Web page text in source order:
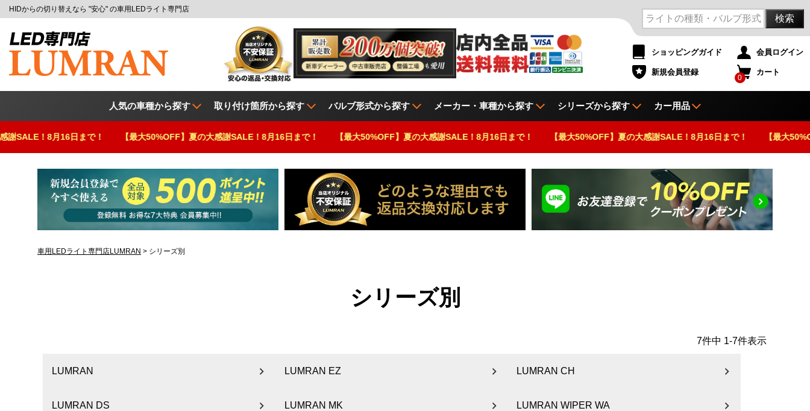
HIDからの切り替えなら "安心" の車用LEDライト専門店
検索
ショッピングガイド 会員ログイン
新規会員登録 カート
0
人気の車種から探す 取り付け箇所から探す バルブ形式から探す メーカー・車種から探す シリーズから探す カー用品
日まで！ 【最大50%OFF】夏の大感謝SALE！8月16日まで！ 【最大50%OFF】夏の大感謝SALE！8月16日まで！ 【最大50%OFF】夏の大感謝SALE！8月16日まで！ 【最大50%OFF】夏の大感
車用LEDライト専門店LUMRAN シリーズ別
シリーズ別
7件中 1-7件表示
LUMRAN LUMRAN EZ LUMRAN CH
LUMRAN DS LUMRAN MK LUMRAN WIPER WA